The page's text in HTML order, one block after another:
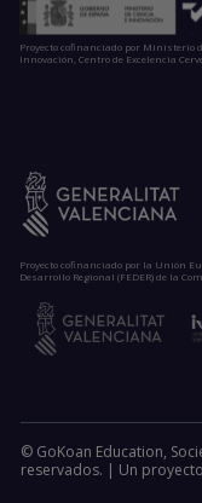
Proyecto cofinanciado por Ministerio
Innovación, Centro de Excelencia
Proyecto cofinanciado por la Unión
Desarrollo Regional (FEDER) de la
© GoKoan Education,
reservados. | Un